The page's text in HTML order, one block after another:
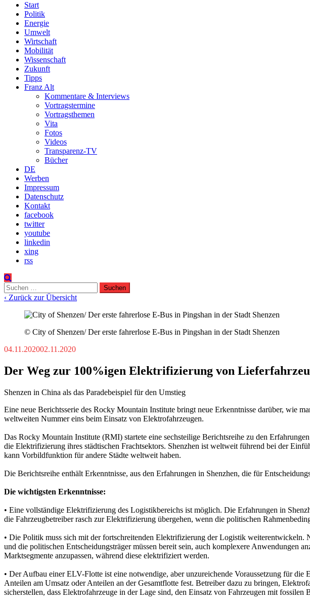
Start
Politik
Energie
Umwelt
Wirtschaft
Mobilität
Wissenschaft
Zukunft
Tipps
Franz Alt
Kommentare & Interviews
Vortragstermine
Vortragsthemen
Vita
Fotos
Videos
Transparenz-TV
Bücher
DE
Werben
Impressum
Datenschutz
Kontakt
facebook
twitter
youtube
linkedin
xing
rss
Suchen
nach:
‹ Zurück zur Übersicht
© City of Shenzen/ Der erste fahrerlose E-Bus in Pingshan in der Stadt Shenzen
04.11.202002.11.2020
Der Weg zur 100%igen Elektrifizierung von
Shenzen in China als das Paradebeispiel für den Umstieg
Eine neue Berichtsserie des Rocky Mountain Institute bringt neue Erkenntnisse darüber, wie
weltweiten Nummer eins beim Einsatz von Elektrofahrzeugen.
Das Rocky Mountain Institute (RMI) startete eine sechsteilige Berichtsreihe zu den
die Elektrifizierung ihres städtischen Frachtsektors. Shenzhen ist weltweit führend bei der
kann Vorbildfunktion für andere Städte weltweit haben.
Die Berichtsreihe enthält Erkenntnisse, aus den Erfahrungen in Shenzhen, die für
Die wichtigsten Erkenntnisse:
• Eine vollständige Elektrifizierung des Logistikbereichs ist möglich. Die Erfahrungen in
die Fahrzeugbetreiber rasch zur Elektrifizierung übergehen, wenn die politischen
• Die Politik muss sich mit der fortschreitenden Elektrifizierung der Logistik
und die politischen Entscheidungsträger müssen bereit sein, auch komplexere Anwendungen
Marktsegmente anzupassen, während diese elektrifiziert werden.
• Der Aufbau einer ELV-Flotte ist eine notwendige, aber unzureichende Voraussetzung für
Anteilen am Umsatz oder Anteilen an der Gesamtflotte fest. Betreiber dazu zu bringen,
sicherstellen, dass Elektrofahrzeuge in der Lage sind, den Einsatz von Fahrzeugen mit fossilen